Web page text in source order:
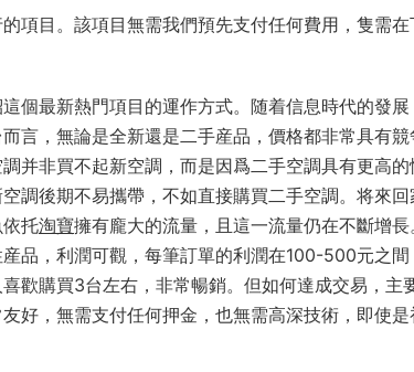
項目。該項目無需我們預先支付任何費用，隻需在
個最新熱門項目的運作方式。随着信息時代的發展
言，無論是全新還是二手産品，價格都非常具有競
并非買不起新空調，而是因爲二手空調具有更高的
調後期不易攜帶，不如直接購買二手空調。将來回
托淘寶擁有龐大的流量，且這一流量仍在不斷增長
品，利潤可觀，每筆訂單的利潤在100-500元之間
歡購買3台左右，非常暢銷。但如何達成交易，主
好，無需支付任何押金，也無需高深技術，即使是